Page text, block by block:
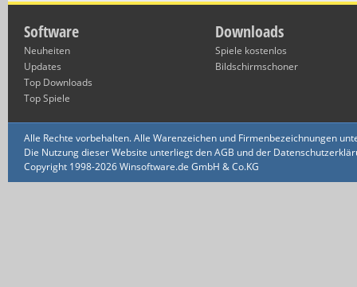
Software
Neuheiten
Updates
Top Downloads
Top Spiele
Downloads
Spiele kostenlos
Bildschirmschoner
Alle Rechte vorbehalten. Alle Warenzeichen und Firmenbezeichnungen
Die Nutzung dieser Website unterliegt den AGB und der
Copyright 1998-2026 Winsoftware.de GmbH & Co.KG